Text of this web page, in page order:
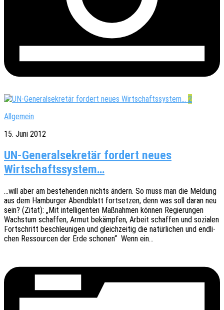
2
Allgemein
15. Juni 2012
UN-Generalsekretär fordert neues
Wirtschaftssystem…
…will aber am bestehen­den nichts ändern. So muss man die Meldung
aus dem Hambur­ger Abend­blatt fort­set­zen, denn was soll daran neu
sein? (Zitat): „Mit intel­li­gen­ten Maßnah­men können Regie­run­gen
Wachs­tum schaf­fen, Armut bekämp­fen, Arbeit schaf­fen und sozia­len
Fort­schritt beschleu­ni­gen und gleich­zei­tig die natür­li­chen und endli­
chen Ressour­cen der Erde scho­nen“ Wenn ein…